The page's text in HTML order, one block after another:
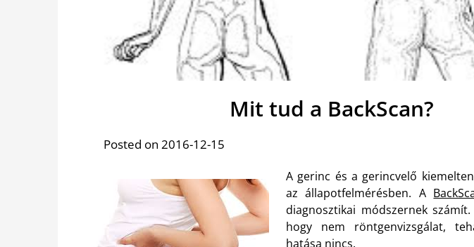
Mit tud a BackScan?
Posted on 2016-12-15
A gerinc és a gerincvelő
az állapotfelmérésben. A
diagnosztikai módszernek
hogy nem röntgenvizsgálat,
hatása nincs.